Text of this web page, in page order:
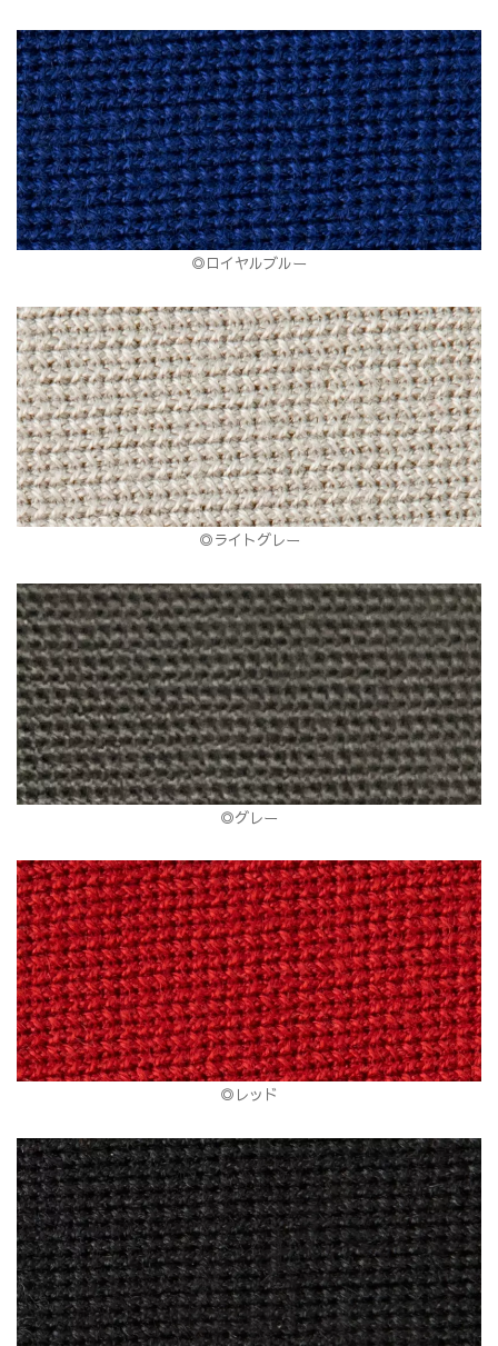
◎ロイヤルブルー
◎ライトグレー
◎グレー
◎レッド